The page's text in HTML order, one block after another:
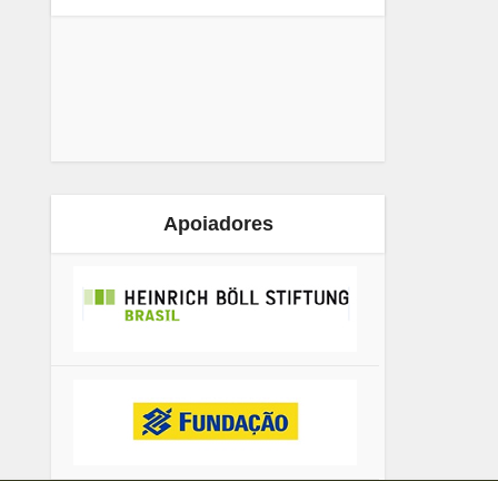
Apoiadores